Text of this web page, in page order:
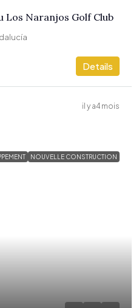
Los Naranjos Golf Club
Details
il y a4 mois
NOUVELLE CONSTRUCTION